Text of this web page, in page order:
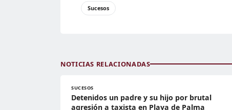
Sucesos
NOTICIAS RELACIONADAS
SUCESOS
Detenidos un padre y su hijo por brutal
agresión a taxista en Playa de Palma